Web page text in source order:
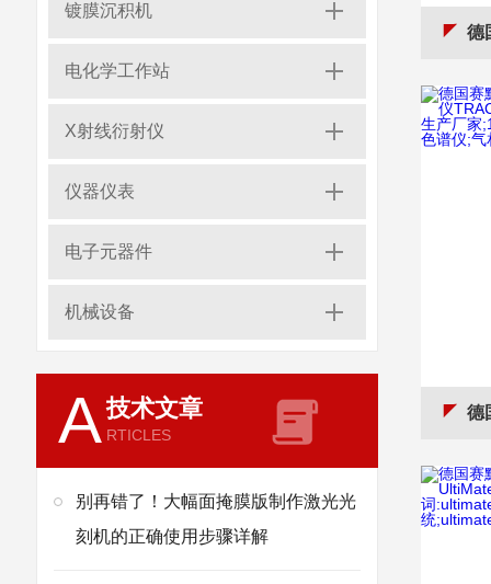
镀膜沉积机
电化学工作站
X射线衍射仪
仪器仪表
电子元器件
机械设备
A技术文章
RTICLES
别再错了！大幅面掩膜版制作激光光
刻机的正确使用步骤详解
德国
德国赛默飞